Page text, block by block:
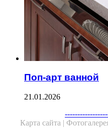
Поп-арт ванной
21.01.2026
Карта сайта |